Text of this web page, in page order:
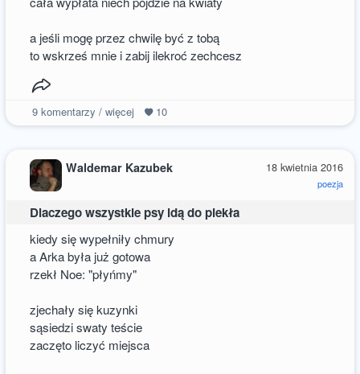
a jeśli mogę przez chwilę być z tobą
to wskrześ mnie i zabij ilekroć zechcesz
9komentarzy / więcej 10
18 kwietnia 2016
poezja
Waldemar Kazubek
Dlaczego wszystkie psy idą do piekła
kiedy się wypełniły chmury
a Arka była już gotowa
rzekł Noe: "płyńmy"
zjechały się kuzynki
sąsiedzi swaty teście
zaczęto liczyć miejsca